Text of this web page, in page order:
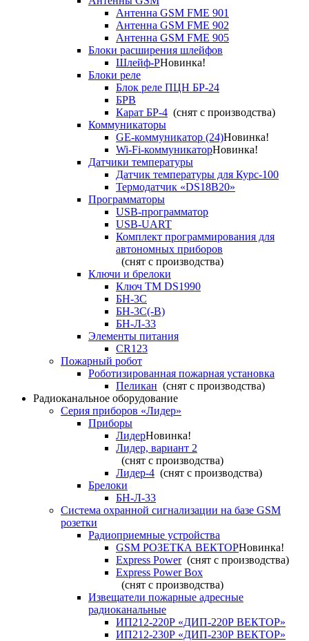
Антенна GSM FME 901
Антенна GSM FME 902
Антенна GSM FME 905
Блоки расширения шлейфов
Шлейф-РНовинка!
Блоки реле
Блок реле ПЦН БР-24
БРВ
Карат БР-4 (снят с производства)
Коммуникаторы
GE-коммуникатор (24)Новинка!
Wi-Fi-коммуникаторНовинка!
Датчики температуры
Датчик температуры для Курс-100
Термодатчик «DS18B20»
Программаторы
USB-программатор
USB-UART
Комплект программирования для
автономных приборов
(снят с производства)
Ключи и брелоки
Ключ TM DS1990
БН-3С
БН-3С(-В)
БН-Л-33
Элементы питания
CR123
Пожарный робот
Роботизированная пожарная установка
Пеликан (снят с производства)
Радиоканальное оборудование
Серия приборов «Лидер»
Приборы
ЛидерНовинка!
Лидер, вариант 2
(снят с производства)
Лидер-4 (снят с производства)
Брелоки
БН-Л-33
Система охранной сигнализации на базе GSM
розетки
Радиоприемные устройства
GSM РОЗЕТКА ВЕКТОРНовинка!
Express Power(снят с производства)
Express Power Box
(снят с производства)
Извещатели пожарные адресные
радиоканальные
ИП212-220Р «ДИП-220Р ВЕКТОР»
ИП212-230Р «ДИП-230Р ВЕКТОР»